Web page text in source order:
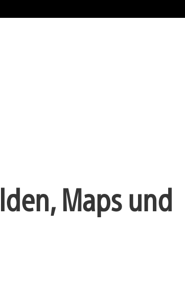
Maps und